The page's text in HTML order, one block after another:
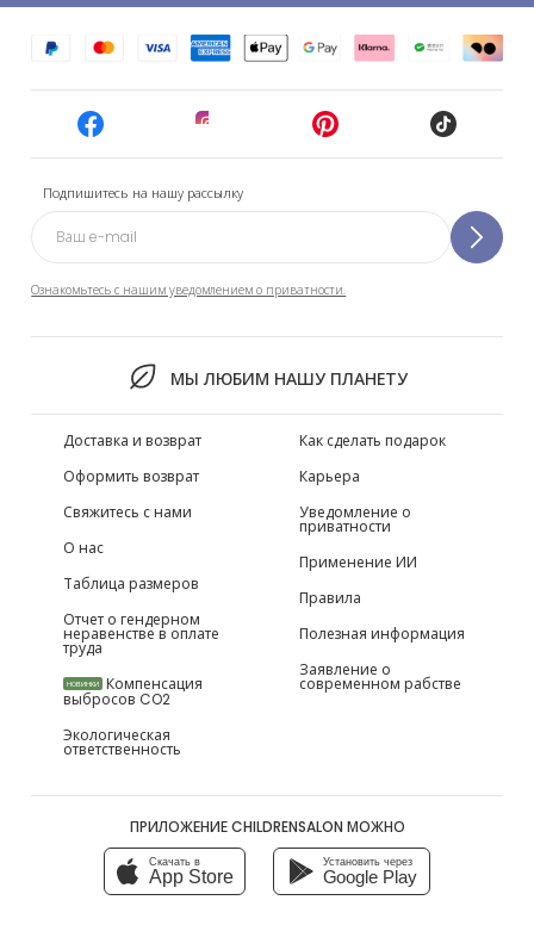
Подпишитесь на нашу рассылку
Ознакомьтесь с нашим уведомлением о приватности.
МЫ ЛЮБИМ НАШУ ПЛАНЕТУ
Доставка и возврат
Оформить возврат
Свяжитесь с нами
О нас
Таблица размеров
Отчет о гендерном
неравенстве в оплате
труда
НОВИНКИ Компенсация
выбросов CO2
Экологическая
ответственность
Как сделать подарок
Карьера
Уведомление о
приватности
Применение ИИ
Правила
Полезная информация
Заявление о
современном рабстве
ПРИЛОЖЕНИЕ CHILDRENSALON МОЖНО
Скачать в
App Store
Установить через
Google Play